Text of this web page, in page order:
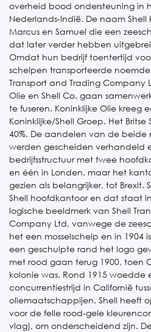
overheid bood ondersteuning in
Nederlands-Indië. De naam
Marcus en Samuel die een
dat later verder hebben
Omdat hun bedrijf toentertijd
schelpen transporteerde
Transport and Trading Company
Olie en Shell Co. gaan
te fuseren. Koninklijke Olie kreeg
Koninklijke/Shell Groep. Het
40%. De aandelen van de
werden gescheiden verhandeld
bedrijfsstructuur met twee
en één in Londen, maar het
gezien als belangrijker, tot Brexit.
Shell hoofdkantoor en dat staat
logische beeldmerk van Shell
Company Ltd, vanwege de
het een mosselschelp en in 1904
een geschulpte rand het logo
met rood gaan terug 1900, toen
kolonie was. Rond 1915 woedde
concurrentiestrijd in Californië
oliemaatschappijen. Shell heeft
voor de felle rood-gele
vlag), om onderscheidend zijn.